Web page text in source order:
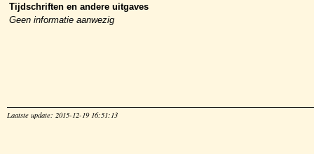
Tijdschriften en andere uitgaves
Geen informatie aanwezig
Laatste update: 2015-12-19 16:51:13